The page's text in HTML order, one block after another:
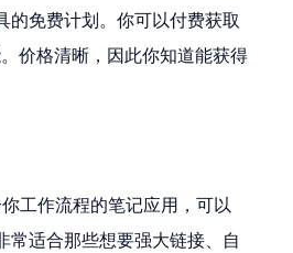
的免费计划。你可以付费获取
价格清晰，因此你知道能获得
工作流程的笔记应用，可以
适合那些想要强大链接、自